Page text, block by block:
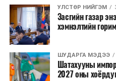
байна.
ТЭРЭЛЖ
Бороо
секундэд 4-9
байна.
УЛСТӨР НИЙГЭМ
Засгийн газар
хэмнэлтийн
ШУДАРГА МЭДЭЭ
Шатахууны
2027 оны